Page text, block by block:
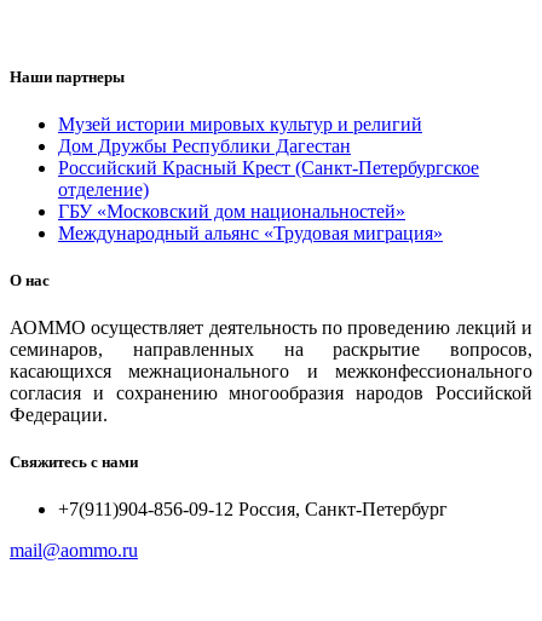
Наши партнеры
Музей истории мировых культур и религий
Дом Дружбы Республики Дагестан
Российский Красный Крест (Санкт-Петербургское
отделение)
ГБУ «Московский дом национальностей»
Международный альянс «Трудовая миграция»
О нас
АОММО осуществляет деятельность по проведению лекций и
семинаров, направленных на раскрытие вопросов,
касающихся межнационального и межконфессионального
согласия и сохранению многообразия народов Российской
Федерации.
Свяжитесь с нами
+7(911)904-856-09-12 Россия, Санкт-Петербург
mail@aommo.ru